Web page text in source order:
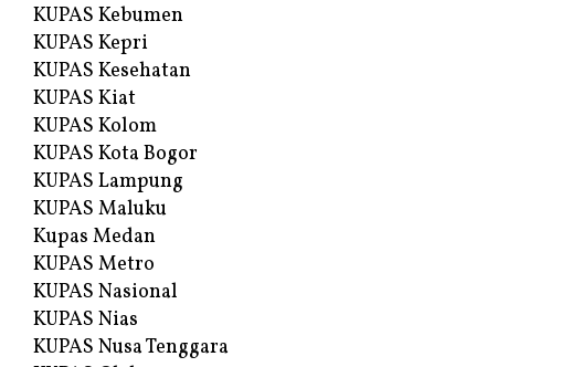
KUPAS Kebumen
KUPAS Kepri
KUPAS Kesehatan
KUPAS Kiat
KUPAS Kolom
KUPAS Kota Bogor
KUPAS Lampung
KUPAS Maluku
Kupas Medan
KUPAS Metro
KUPAS Nasional
KUPAS Nias
KUPAS Nusa Tenggara